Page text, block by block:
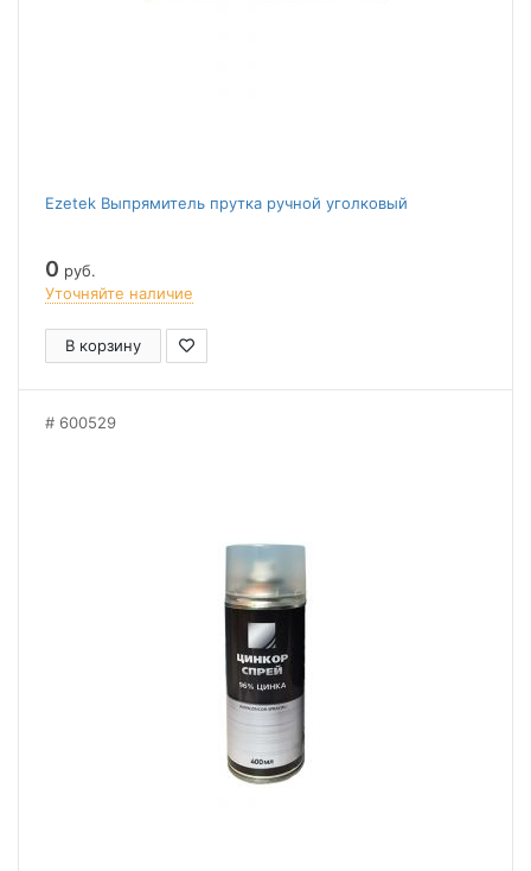
Ezetek Выпрямитель прутка ручной уголковый
0 руб.
Уточняйте наличие
В корзину
600529